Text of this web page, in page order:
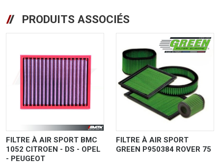
PRODUITS ASSOCIÉS
FILTRE À AIR SPORT BMC
1052 CITROEN - DS - OPEL
- PEUGEOT
FILTRE À AIR SPORT
GREEN P950384 ROVER 75